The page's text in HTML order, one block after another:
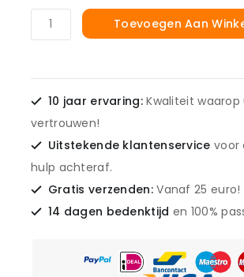
Toevoegen Aan
10 jaar ervaring:Kwaliteit waarop
vertrouwen!
Uitstekende klantenservice voor
hulp achteraf.
Gratis verzenden:Vanaf 25 euro!
14 dagen bedenktijd en 100%